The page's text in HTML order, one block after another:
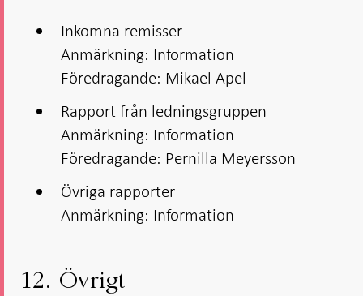
Inkomna remisser
Anmärkning: Information
Föredragande: Mikael Apel
Rapport från ledningsgruppen
Anmärkning: Information
Föredragande: Pernilla Meyersson
Övriga rapporter
Anmärkning: Information
12. Övrigt